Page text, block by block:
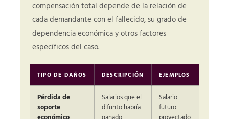
compensación total depende de la relación de
cada demandante con el fallecido, su grado de
dependencia económica y otros factores
específicos del caso.
TIPO DE DAÑOS DESCRIPCIÓN EJEMPLOS
Pérdida de
soporte
Salarios que el
difunto habría
Salario
futuro